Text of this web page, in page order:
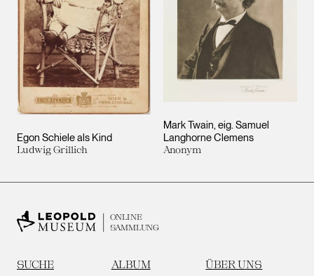
Egon Schiele als Kind
Ludwig Grillich
Mark Twain, eig. Samuel
Langhorne Clemens
Anonym
ONLINE
SAMMLUNG
SUCHE ALBUM ÜBER UNS